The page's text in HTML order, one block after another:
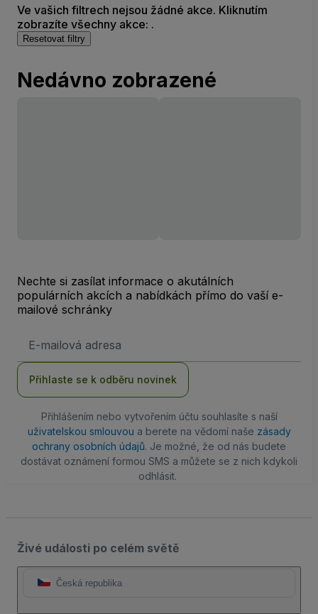
Ve vašich filtrech nejsou žádné akce. Kliknutím
zobrazíte všechny akce: .
Resetovat filtry
Nedávno zobrazené
Nechte si zasílat informace o akutálních
populárních akcích a nabídkách přímo do vaší e-
mailové schránky
adresa
Přihlaste se k odběru novinek
Přihlášením nebo vytvořením účtu souhlasíte s naší
uživatelskou smlouvou a berete na vědomí naše zásady
ochrany osobních údajů. Je možné, že od nás budete
dostávat oznámení formou SMS a můžete se z nich kdykoli
odhlásit.
Živé události po celém světě
Česká republika